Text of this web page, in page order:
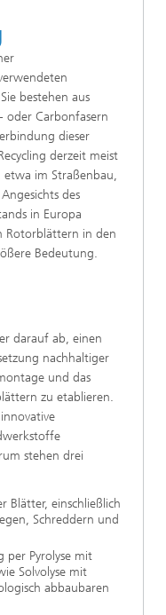
bestehen aus
oder Carbonfasern
dieser
derzeit meist
etwa im Straßenbau,
des
in Europa
Rotorblättern in den
Bedeutung.
darauf ab, einen
nachhaltiger
und das
zu etablieren.
stehen drei
Blätter, einschließlich
Schreddern und
per Pyrolyse mit
Solvolyse mit
abbaubaren